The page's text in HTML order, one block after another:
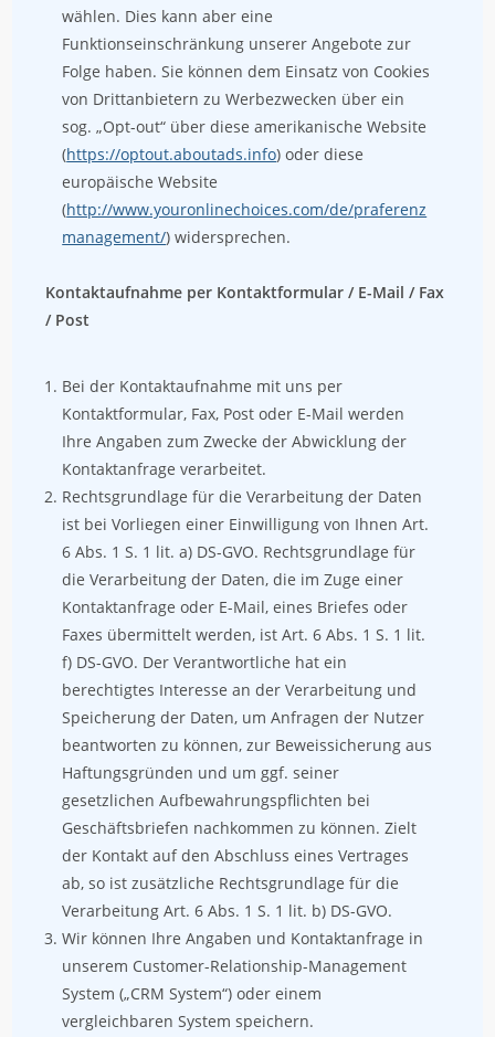
wählen. Dies kann aber eine
Funktionseinschränkung unserer Angebote zur
Folge haben. Sie können dem Einsatz von Cookies
von Drittanbietern zu Werbezwecken über ein
sog. „Opt-out“ über diese amerikanische Website
(https://optout.aboutads.info) oder diese
europäische Website
(http://www.youronlinechoices.com/de/praferenz
management/) widersprechen.
Kontaktaufnahme per Kontaktformular / E-Mail / Fax
/ Post
Bei der Kontaktaufnahme mit uns per
Kontaktformular, Fax, Post oder E-Mail werden
Ihre Angaben zum Zwecke der Abwicklung der
Kontaktanfrage verarbeitet.
Rechtsgrundlage für die Verarbeitung der Daten
ist bei Vorliegen einer Einwilligung von Ihnen Art.
6 Abs. 1 S. 1 lit. a) DS-GVO. Rechtsgrundlage für
die Verarbeitung der Daten, die im Zuge einer
Kontaktanfrage oder E-Mail, eines Briefes oder
Faxes übermittelt werden, ist Art. 6 Abs. 1 S. 1 lit.
f) DS-GVO. Der Verantwortliche hat ein
berechtigtes Interesse an der Verarbeitung und
Speicherung der Daten, um Anfragen der Nutzer
beantworten zu können, zur Beweissicherung aus
Haftungsgründen und um ggf. seiner
gesetzlichen Aufbewahrungspflichten bei
Geschäftsbriefen nachkommen zu können. Zielt
der Kontakt auf den Abschluss eines Vertrages
ab, so ist zusätzliche Rechtsgrundlage für die
Verarbeitung Art. 6 Abs. 1 S. 1 lit. b) DS-GVO.
Wir können Ihre Angaben und Kontaktanfrage in
unserem Customer-Relationship-Management
System („CRM System“) oder einem
vergleichbaren System speichern.